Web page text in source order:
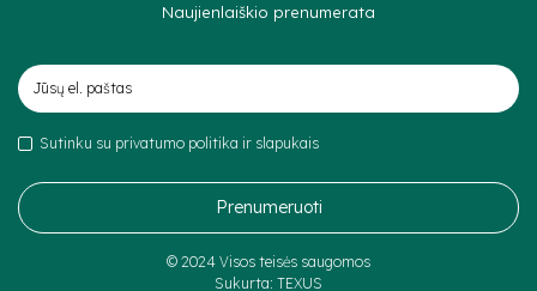
Naujienlaiškio prenumerata
Sutinku su privatumo politika ir slapukais
Prenumeruoti
© 2024 Visos teisės saugomos
Sukurta: TEXUS